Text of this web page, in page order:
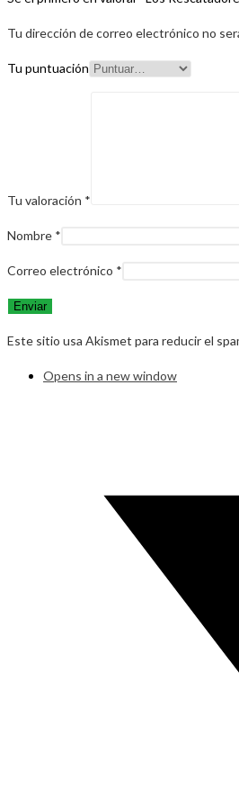
Tu dirección de correo electrónico no
Tu puntuación
Tu valoración *
Nombre *
Correo electrónico *
Este sitio usa Akismet para reducir el
Opens in a new window